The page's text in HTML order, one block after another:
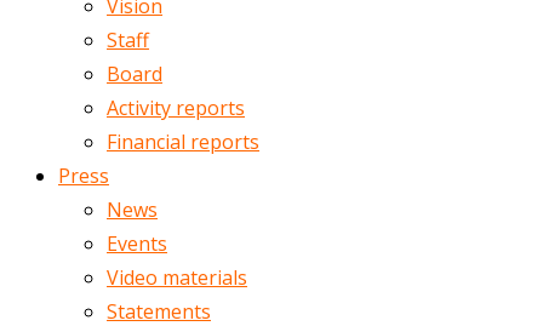
Vision
Staff
Board
Activity reports
Financial reports
Press
News
Events
Video materials
Statements